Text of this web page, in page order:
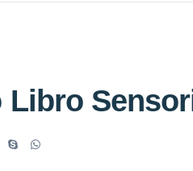
Libro